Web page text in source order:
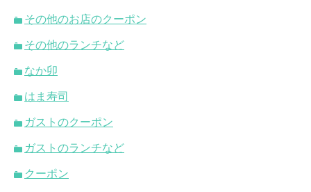
その他のお店のクーポン
その他のランチなど
なか卯
はま寿司
ガストのクーポン
ガストのランチなど
クーポン